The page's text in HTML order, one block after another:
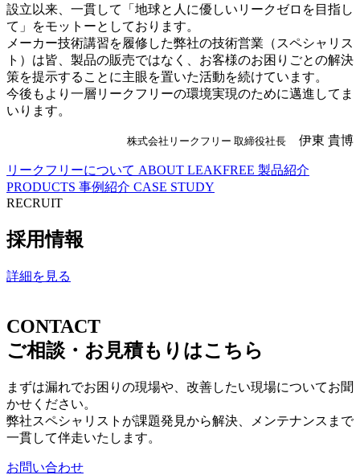
設立以来、一貫して「地球と人に優しいリークゼロを目指し
て」をモットーとしております。
メーカー技術講習を履修した弊社の技術営業（スペシャリス
ト）は皆、製品の販売ではなく、お客様のお困りごとの解決
策を提示することに主眼を置いた活動を続けています。
今後もより一層リークフリーの環境実現のために邁進してま
いります。
株式会社リークフリー 取締役社長 伊東 貴博
リークフリーについて ABOUT LEAKFREE 製品紹介
PRODUCTS 事例紹介 CASE STUDY
RECRUIT
採用情報
詳細を見る
CONTACT
ご相談・お見積もりはこちら
まずは漏れでお困りの現場や、改善したい現場についてお聞
かせください。
弊社スペシャリストが課題発見から解決、メンテナンスまで
一貫して伴走いたします。
お問い合わせ